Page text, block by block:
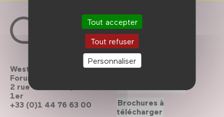
Tout accepter
Tout refuser
Personnaliser
Westfield
Forum des Halles
2 rue du cinéma, Paris
1er
+33 (0)1 44 76 63 00
Contactez-nous
Brochures à
télécharger